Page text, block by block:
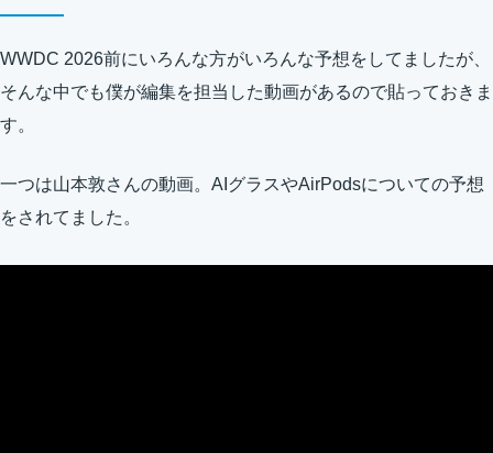
WWDC 2026前にいろんな方がいろんな予想をしてましたが、
そんな中でも僕が編集を担当した動画があるので貼っておきま
す。
一つは山本敦さんの動画。AIグラスやAirPodsについての予想
をされてました。